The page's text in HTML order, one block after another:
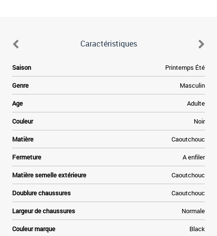
Caractéristiques
Saison Printemps Été
Genre Masculin
Age Adulte
Couleur Noir
Matière Caoutchouc
Fermeture A enfiler
Matière semelle extérieure Caoutchouc
Doublure chaussures Caoutchouc
Largeur de chaussures Normale
Couleur marque Black